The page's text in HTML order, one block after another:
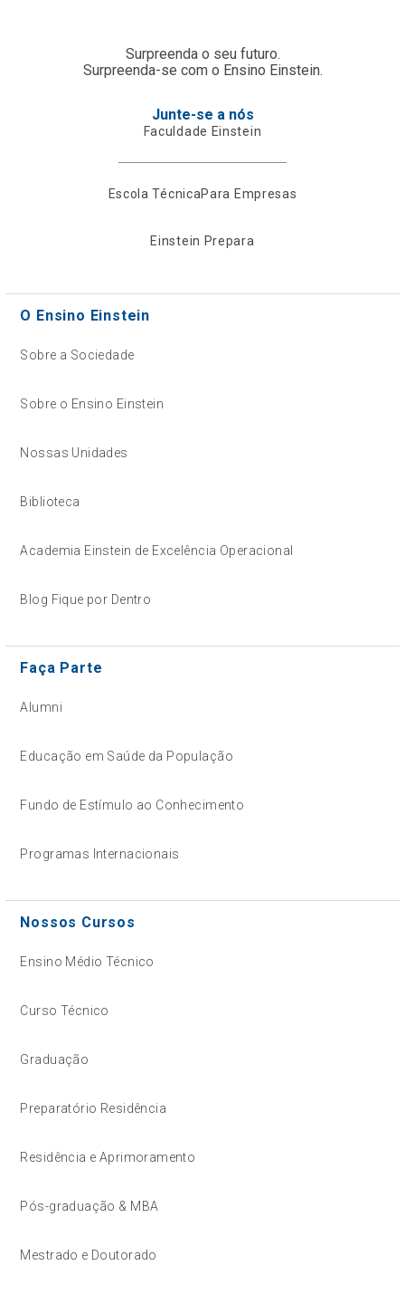
Surpreenda o seu futuro.
Surpreenda-se com o Ensino Einstein.
Junte-se a nós
Faculdade Einstein
Escola TécnicaPara Empresas
Einstein Prepara
O Ensino Einstein
Sobre a Sociedade
Sobre o Ensino Einstein
Nossas Unidades
Biblioteca
Academia Einstein de Excelência Operacional
Blog Fique por Dentro
Faça Parte
Alumni
Educação em Saúde da População
Fundo de Estímulo ao Conhecimento
Programas Internacionais
Nossos Cursos
Ensino Médio Técnico
Curso Técnico
Graduação
Preparatório Residência
Residência e Aprimoramento
Pós-graduação & MBA
Mestrado e Doutorado